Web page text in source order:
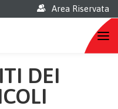
Area Riservata
DEI